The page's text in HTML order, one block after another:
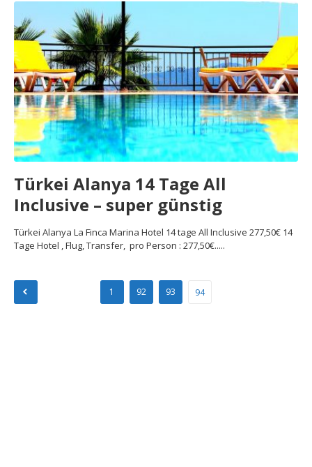
Türkei Alanya 14 Tage All
Inclusive – super günstig‎
Türkei Alanya La Finca Marina Hotel 14 tage All Inclusive 277,50€ 14
Tage Hotel , Flug, Transfer, pro Person : 277,50€.....
Seitennummerierung
der
1 92 93 94